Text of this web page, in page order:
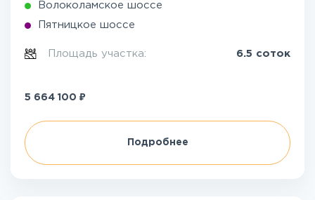
Волоколамское шоссе
Пятницкое шоссе
Площадь участка: 6.5 соток
5 664 100 ₽
Подробнее